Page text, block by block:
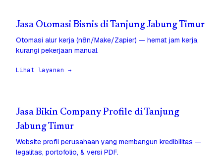
Jasa Otomasi Bisnis di Tanjung Jabung Timur
Otomasi alur kerja (n8n/Make/Zapier) — hemat jam kerja,
kurangi pekerjaan manual.
Lihat layanan →
Jasa Bikin Company Profile di Tanjung
Jabung Timur
Website profil perusahaan yang membangun kredibilitas —
legalitas, portofolio, & versi PDF.